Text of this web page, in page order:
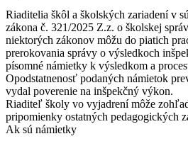
Riaditelia škôl a školských zariadení v
zákona č. 321/2025 Z.z. o školskej
niektorých zákonov môžu do piatich
prerokovania správy o výsledkoch
písomné námietky k výsledkom a
Opodstatnenosť podaných námietok
vydal poverenie na inšpekčný výkon.
Riaditeľ školy vo vyjadrení môže
pripomienky ostatných pedagogických
Ak sú námietky